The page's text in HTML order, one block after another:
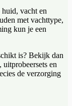
huid, vacht en
met vachttype,
kun je een
is? Bekijk dan
uitprobeersets en
de verzorging